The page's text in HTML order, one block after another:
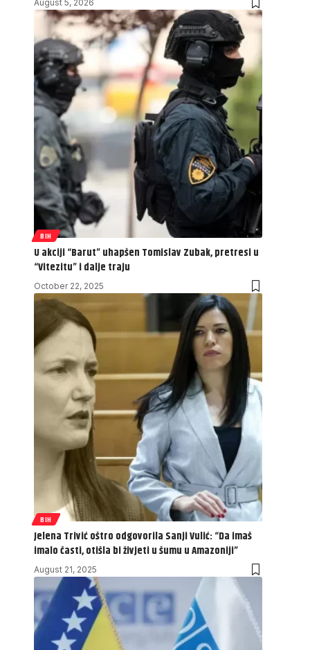
August 5, 2026
BIH
U akciji “Barut” uhapšen Tomislav Zubak, pretresi u
“Vitezitu” i dalje traju
October 22, 2025
BIH
Jelena Trivić oštro odgovorila Sanji Vulić: “Da imaš
imalo časti, otišla bi živjeti u šumu u Amazoniji”
August 21, 2025